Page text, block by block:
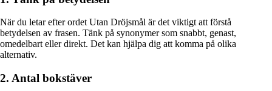
När du letar efter ordet Utan Dröjsmål är det viktigt att förstå
betydelsen av frasen. Tänk på synonymer som snabbt, genast,
omedelbart eller direkt. Det kan hjälpa dig att komma på olika
alternativ.
2. Antal bokstäver